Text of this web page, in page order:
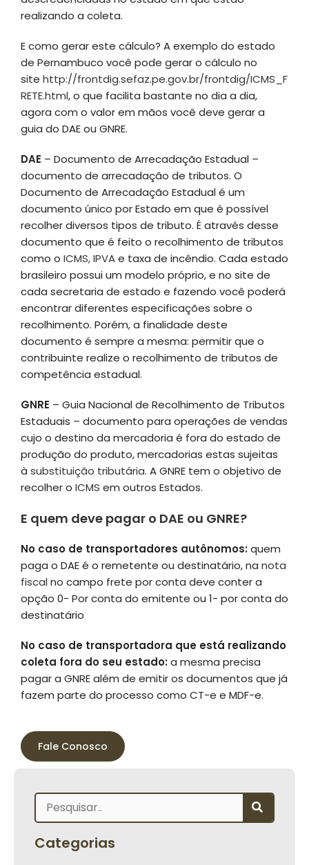
realizando a coleta.
E como gerar este cálculo? A exemplo do estado
de Pernambuco você pode gerar o cálculo no
site http://frontdig.sefaz.pe.gov.br/frontdig/ICMS_F
RETE.html, o que facilita bastante no dia a dia,
agora com o valor em mãos você deve gerar a
guia do DAE ou GNRE.
DAE – Documento de Arrecadação Estadual –
documento de arrecadação de tributos. O
Documento de Arrecadação Estadual é um
documento único por Estado em que é possível
recolher diversos tipos de tributo. É através desse
documento que é feito o recolhimento de tributos
como o ICMS,IPVAe taxa de incêndio. Cada estado
brasileiro possui um modelo próprio, e no site de
cada secretaria de estado e fazendo você poderá
encontrar diferentes especificações sobre o
recolhimento. Porém, a finalidade deste
documento é sempre a mesma: permitir que o
contribuinte realize o recolhimento de tributos de
competência estadual.
GNRE – Guia Nacional de Recolhimento de Tributos
Estaduais – documento para operações de vendas
cujo o destino da mercadoria é fora do estado de
produção do produto, mercadorias estas sujeitas
à substituição tributária. A GNRE tem o objetivo de
recolher o ICMS em outros Estados.
E quem deve pagar o DAE ou GNRE?
No caso de transportadores autônomos:quem
paga o DAE é o remetente ou destinatário, na nota
fiscal no campo frete por conta deve conter a
opção 0- Por conta do emitente ou 1- por conta do
destinatário
No caso de transportadora que está realizando
coleta fora do seu estado:a mesma precisa
pagar a GNRE além de emitir os documentos que já
fazem parte do processo como CT-e e MDF-e.
Fale Conosco
Categorias